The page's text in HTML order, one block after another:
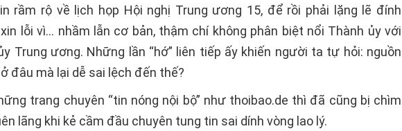
rầm rộ về lịch họp Hội nghị Trung ương 15, để rồi phải lặng lẽ đính
lỗi vì… nhầm lẫn cơ bản, thậm chí không phân biệt nổi Thành ủy với
Trung ương. Những lần “hớ” liên tiếp ấy khiến người ta tự hỏi: nguồn
đâu mà lại dễ sai lệch đến thế?
trang chuyên “tin nóng nội bộ” như thoibao.de thì đã cũng bị chìm
lãng khi kẻ cầm đầu chuyên tung tin sai dính vòng lao lý.